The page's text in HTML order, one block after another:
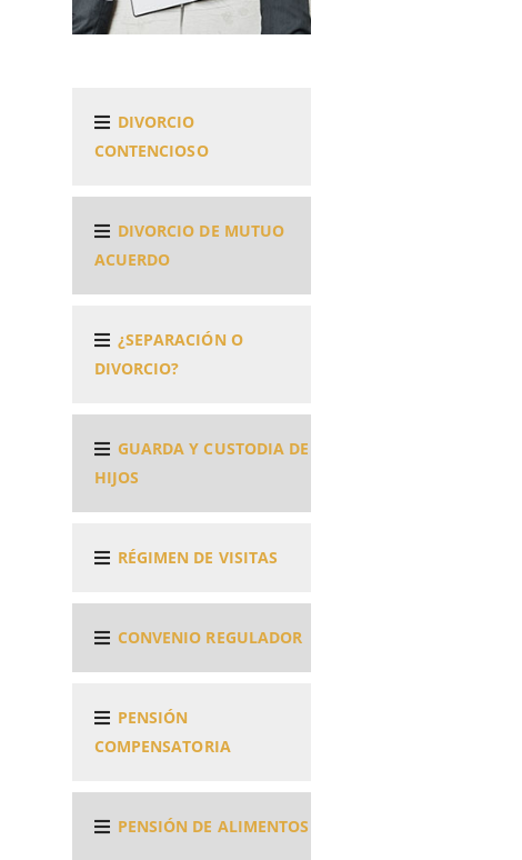
DIVORCIO
CONTENCIOSO
DIVORCIO DE MUTUO
ACUERDO
¿SEPARACIÓN O
DIVORCIO?
GUARDA Y CUSTODIA DE
HIJOS
RÉGIMEN DE VISITAS
CONVENIO REGULADOR
PENSIÓN
COMPENSATORIA
PENSIÓN DE ALIMENTOS